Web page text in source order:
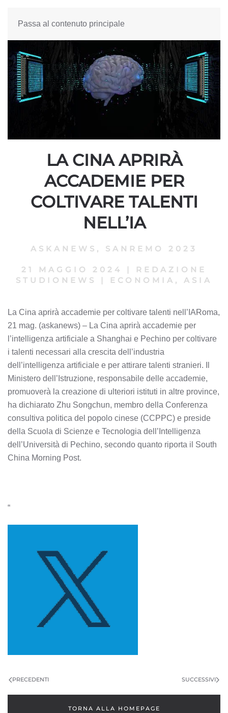
Passa al contenuto principale
LA CINA APRIRÀ
ACCADEMIE PER
COLTIVARE TALENTI
NELL’IA
ASKANEWS , SANREMO 2023
21 MAGGIO 2024
REDAZIONE
STUDIONEWS
ECONOMIA, ASIA
La Cina aprirà accademie per coltivare talenti nell’IARoma,
21 mag. (askanews) – La Cina aprirà accademie per
l’intelligenza artificiale a Shanghai e Pechino per coltivare
i talenti necessari alla crescita dell’industria
dell’intelligenza artificiale e per attirare talenti stranieri. Il
Ministero dell’Istruzione, responsabile delle accademie,
promuoverà la creazione di ulteriori istituti in altre province,
ha dichiarato Zhu Songchun, membro della Conferenza
consultiva politica del popolo cinese (CCPPC) e preside
della Scuola di Scienze e Tecnologia dell’Intelligenza
dell’Università di Pechino, secondo quanto riporta il South
China Morning Post.
“
PRECEDENTI SUCCESSIVI
TORNA ALLA HOMEPAGE